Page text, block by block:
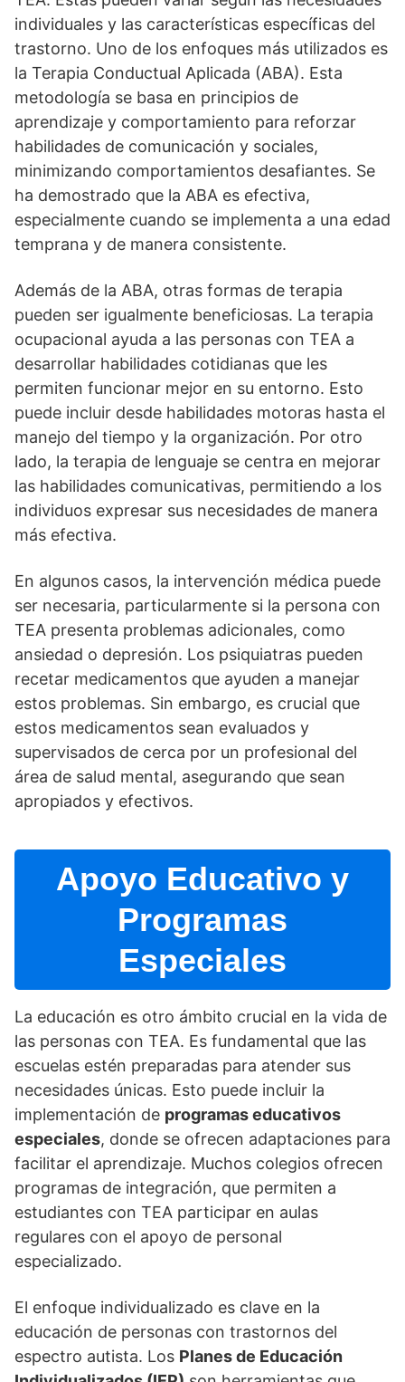
individuales y las caracterí­sticas especí­ficas del
trastorno. Uno de los enfoques más utilizados es
la Terapia Conductual Aplicada (ABA). Esta
metodologí­a se basa en principios de
aprendizaje y comportamiento para reforzar
habilidades de comunicación y sociales,
minimizando comportamientos desafiantes. Se
ha demostrado que la ABA es efectiva,
especialmente cuando se implementa a una edad
temprana y de manera consistente.
Además de la ABA, otras formas de terapia
pueden ser igualmente beneficiosas. La terapia
ocupacional ayuda a las personas con TEA a
desarrollar habilidades cotidianas que les
permiten funcionar mejor en su entorno. Esto
puede incluir desde habilidades motoras hasta el
manejo del tiempo y la organización. Por otro
lado, la terapia de lenguaje se centra en mejorar
las habilidades comunicativas, permitiendo a los
individuos expresar sus necesidades de manera
más efectiva.
En algunos casos, la intervención médica puede
ser necesaria, particularmente si la persona con
TEA presenta problemas adicionales, como
ansiedad o depresión. Los psiquiatras pueden
recetar medicamentos que ayuden a manejar
estos problemas. Sin embargo, es crucial que
estos medicamentos sean evaluados y
supervisados de cerca por un profesional del
área de salud mental, asegurando que sean
apropiados y efectivos.
Apoyo Educativo y
Programas
Especiales
La educación es otro ámbito crucial en la vida de
las personas con TEA. Es fundamental que las
escuelas estén preparadas para atender sus
necesidades únicas. Esto puede incluir la
implementación de programas educativos
especiales, donde se ofrecen adaptaciones para
facilitar el aprendizaje. Muchos colegios ofrecen
programas de integración, que permiten a
estudiantes con TEA participar en aulas
regulares con el apoyo de personal
especializado.
El enfoque individualizado es clave en la
educación de personas con trastornos del
espectro autista. Los Planes de Educación